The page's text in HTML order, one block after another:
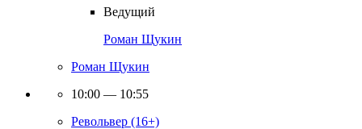
Ведущий
Роман Щукин
Роман Щукин
10:00 — 10:55
Револьвер (16+)